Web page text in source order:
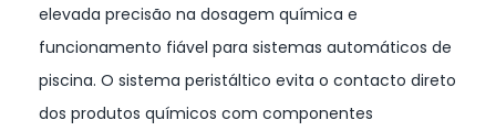
elevada precisão na dosagem química e
funcionamento fiável para sistemas automáticos de
piscina. O sistema peristáltico evita o contacto direto
dos produtos químicos com componentes